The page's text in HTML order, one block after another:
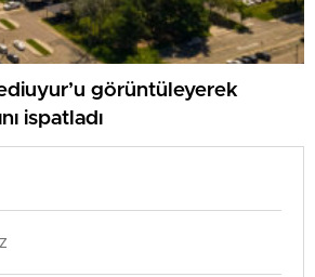
görüntüleyerek
ispatladı